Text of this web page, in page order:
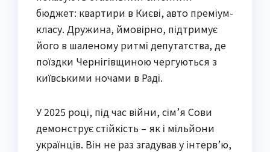
бюджет: квартири в Києві, авто преміум-
класу. Дружина, ймовірно, підтримує
його в шаленому ритмі депутатства, де
поїздки Чернігівщиною чергуються з
київськими ночами в Раді.
У 2025 році, під час війни, сім’я Сови
демонструє стійкість – як і мільйони
українців. Він не раз згадував у інтерв’ю,